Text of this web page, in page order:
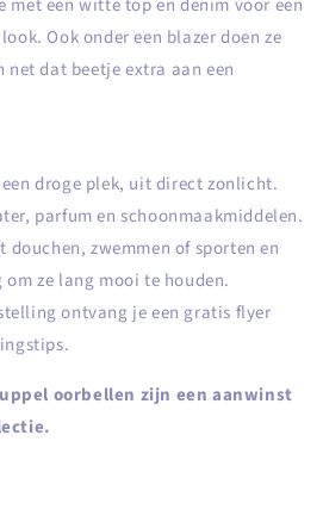
met een witte top en denim voor een
Ook onder een blazer doen ze
net dat beetje extra aan een
droge plek, uit direct zonlicht.
parfum en schoonmaakmiddelen.
douchen, zwemmen of sporten en
ze lang mooi te houden.
ontvang je een gratis flyer
oorbellen zijn een aanwinst